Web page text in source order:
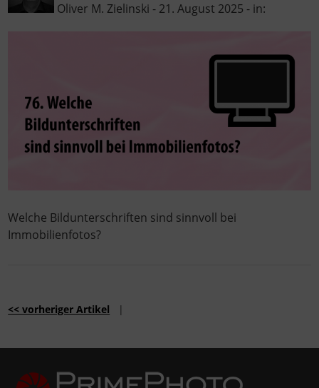
Oliver M. Zielinski - 21. August 2025 - in:
Welche Bildunterschriften sind sinnvoll bei
Immobilienfotos?
<< vorheriger Artikel |